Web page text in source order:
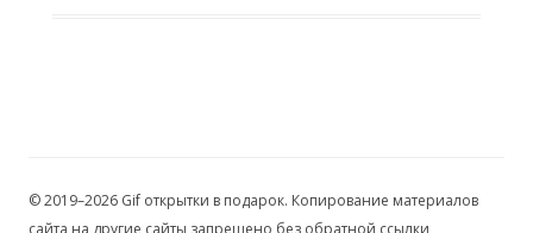
© 2019–2026 Gif открытки в подарок. Копирование материалов
сайта на другие сайты запрещено без обратной ссылки